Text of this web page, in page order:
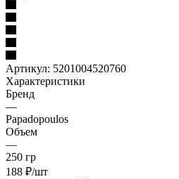
Артикул: 5201004520760
Характеристики
Бренд
—
Papadopoulos
Объем
—
250 гр
188 ₽/шт